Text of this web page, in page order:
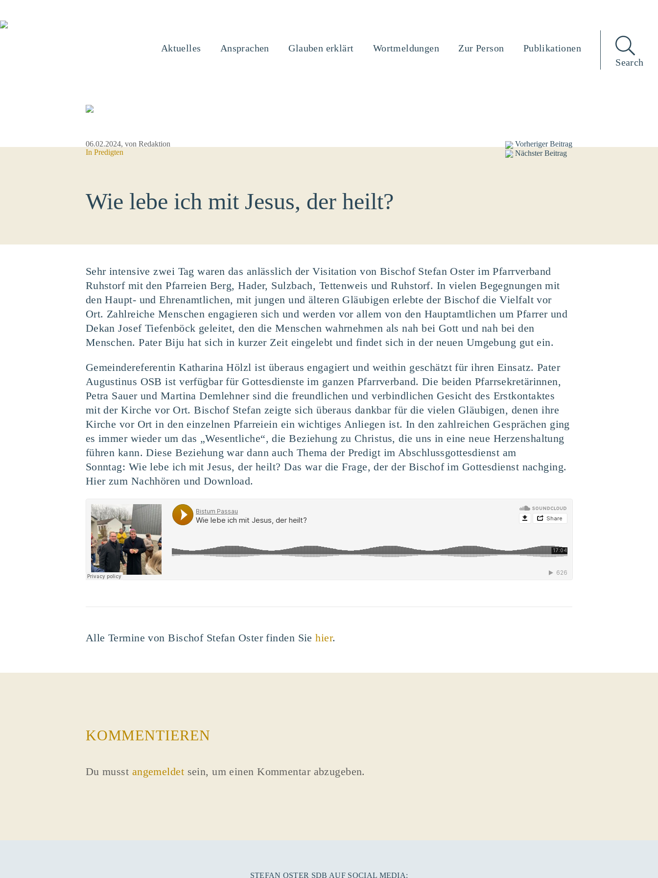
Aktuelles Ansprachen Glauben erklärt Wortmeldungen Zur Person
Publikationen
Search
06.02.2024, von Redaktion
In Predigten
Vorheriger Beitrag
Nächster Beitrag
Wie lebe ich mit Jesus, der heilt?
Sehr intensive zwei Tag waren das anlässlich der Visitation von Bischof Stefan Oster im Pfarrverband
Ruhstorf mit den Pfarreien Berg, Hader, Sulzbach, Tettenweis und Ruhstorf. In vielen Begegnungen mit
den Haupt- und Ehrenamtlichen, mit jungen und älteren Gläubigen erlebte der Bischof die Vielfalt vor
Ort. Zahlreiche Menschen engagieren sich und werden vor allem von den Hauptamtlichen um Pfarrer und
Dekan Josef Tiefenböck geleitet, den die Menschen wahrnehmen als nah bei Gott und nah bei den
Menschen. Pater Biju hat sich in kurzer Zeit eingelebt und findet sich in der neuen Umgebung gut ein.
Gemeindereferentin Katharina Hölzl ist überaus engagiert und weithin geschätzt für ihren Einsatz. Pater
Augustinus OSB ist verfügbar für Gottesdienste im ganzen Pfarrverband. Die beiden Pfarrsekretärinnen,
Petra Sauer und Martina Demlehner sind die freundlichen und verbindlichen Gesicht des Erstkontaktes
mit der Kirche vor Ort. Bischof Stefan zeigte sich überaus dankbar für die vielen Gläubigen, denen ihre
Kirche vor Ort in den einzelnen Pfarreiein ein wichtiges Anliegen ist. In den zahlreichen Gesprächen ging
es immer wieder um das „Wesentliche“, die Beziehung zu Christus, die uns in eine neue Herzenshaltung
führen kann. Diese Beziehung war dann auch Thema der Predigt im Abschlussgottesdienst am
Sonntag: Wie lebe ich mit Jesus, der heilt? Das war die Frage, der der Bischof im Gottesdienst nachging.
Hier zum Nachhören und Download.
Alle Termine von Bischof Stefan Oster finden Siehier.
KOMMENTIEREN
Du musst angemeldet sein, um einen Kommentar abzugeben.
STEFAN OSTER SDB AUF SOCIAL MEDIA: